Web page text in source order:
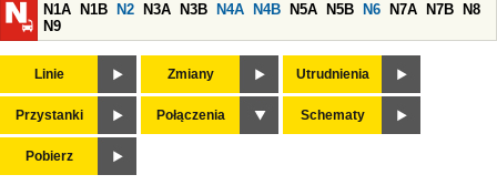
N1A
N1B N2 N3A N3B N4A N4B N5A N5B N6 N7A N7B
N8
N9
Linie Zmiany Utrudnienia
Przystanki Połączenia Schematy
Pobierz